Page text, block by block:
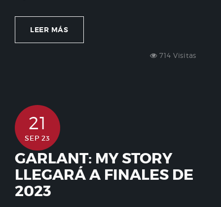
LEER MÁS
714 Visitas
21
SEP 23
GARLANT: MY STORY
LLEGARÁ A FINALES DE
2023